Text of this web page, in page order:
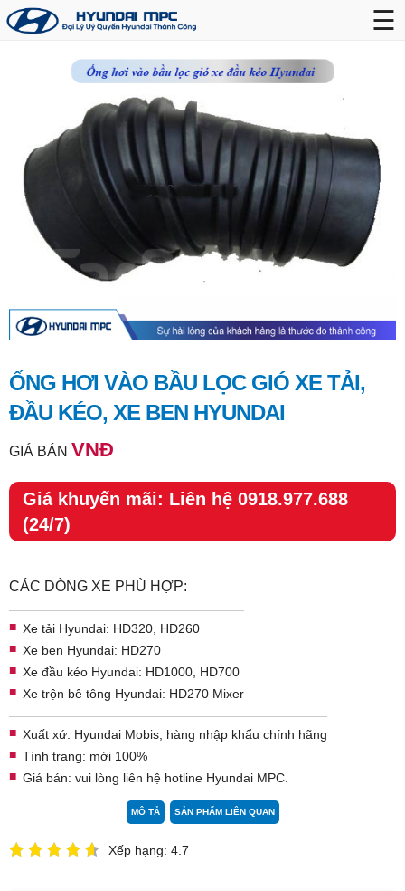
☰
ỐNG HƠI VÀO BẦU LỌC GIÓ XE TẢI,
ĐẦU KÉO, XE BEN HYUNDAI
GIÁ BÁN VNĐ
Giá khuyến mãi: Liên hệ 0918.977.688
(24/7)
CÁC DÒNG XE PHÙ HỢP:
Xe tải Hyundai: HD320, HD260
Xe ben Hyundai: HD270
Xe đầu kéo Hyundai: HD1000, HD700
Xe trộn bê tông Hyundai: HD270 Mixer​​
Xuất xứ: Hyundai Mobis, hàng nhập khẩu chính hãng
Tình trạng: mới 100%
Giá bán: vui lòng liên hệ hotline Hyundai MPC
MÔ TẢ SẢN PHẨM LIÊN QUAN
Xếp hạng: 4.7